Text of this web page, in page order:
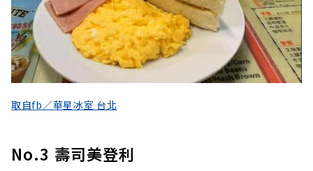
取自fb／華星冰室 台北
No.3 壽司美登利